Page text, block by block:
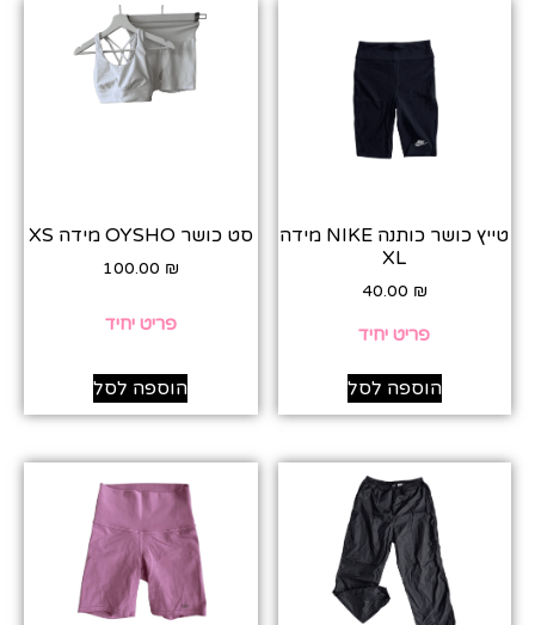
טייץ כושר כותנה NIKE מידה
XL
40.00 ₪
פריט יחיד
הוספה לסל
סט כושר OYSHO מידה XS
100.00 ₪
פריט יחיד
הוספה לסל